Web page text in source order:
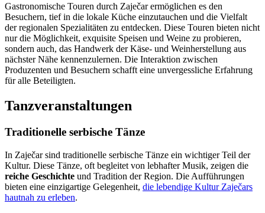
Gastronomische Touren durch Zaječar ermöglichen es den
Besuchern, tief in die lokale Küche einzutauchen und die Vielfalt
der regionalen Spezialitäten zu entdecken. Diese Touren bieten nicht
nur die Möglichkeit, exquisite Speisen und Weine zu probieren,
sondern auch, das Handwerk der Käse- und Weinherstellung aus
nächster Nähe kennenzulernen. Die Interaktion zwischen
Produzenten und Besuchern schafft eine unvergessliche Erfahrung
für alle Beteiligten.
Tanzveranstaltungen
Traditionelle serbische Tänze
In Zaječar sind traditionelle serbische Tänze ein wichtiger Teil der
Kultur. Diese Tänze, oft begleitet von lebhafter Musik, zeigen die
reiche Geschichte und Tradition der Region. Die Aufführungen
bieten eine einzigartige Gelegenheit, die lebendige Kultur Zaječars
hautnah zu erleben.